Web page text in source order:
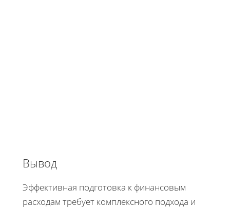
Вывод
Эффективная подготовка к финансовым
расходам требует комплексного подхода и